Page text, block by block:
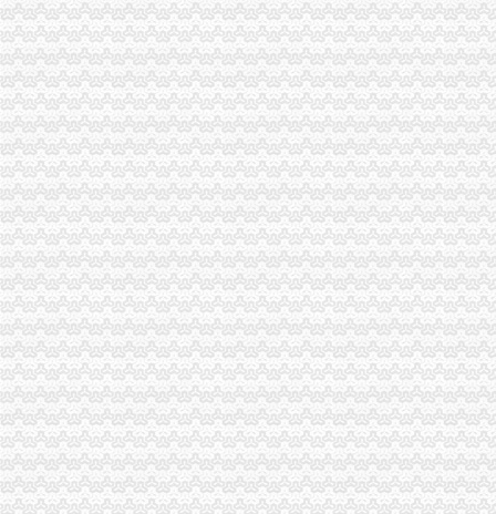
重庆不动产权证书办理费用-重庆本地宝
重庆市房地产业协会_百度百科
【2017年重庆西部知识产权服务中心新招聘信息_电话_地址】-赶集网